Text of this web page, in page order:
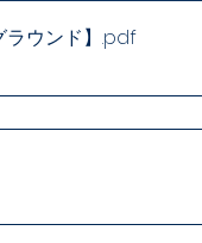
ウンド】 .pdf